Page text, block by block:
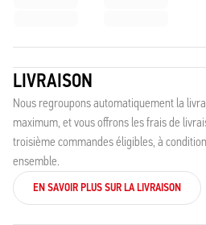
LIVRAISON
Nous regroupons automatiquement la
maximum, et vous offrons les frais de
troisième commandes éligibles, à
ensemble.
EN SAVOIR PLUS SUR LA LIVRAISON